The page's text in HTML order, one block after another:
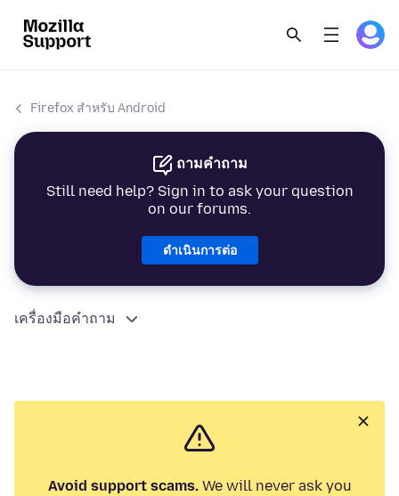
Firefox สำหรับ Android
ถามคำถาม
Still need help? Sign in to ask your question
on our forums.
ดำเนินการต่อ
เครื่องมือคำถาม
Avoid support scams.We will never ask you